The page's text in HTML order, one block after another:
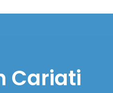
Cariati